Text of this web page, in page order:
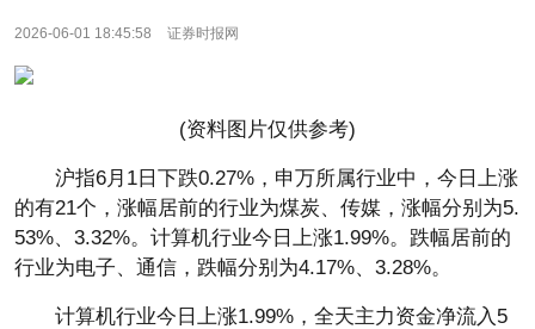
2026-06-01 18:45:58 证券时报网
(资料图片仅供参考)
沪指6月1日下跌0.27%，申万所属行业中，今日上涨
的有21个，涨幅居前的行业为煤炭、传媒，涨幅分别为5.
53%、3.32%。计算机行业今日上涨1.99%。跌幅居前的
行业为电子、通信，跌幅分别为4.17%、3.28%。
计算机行业今日上涨1.99%，全天主力资金净流入5